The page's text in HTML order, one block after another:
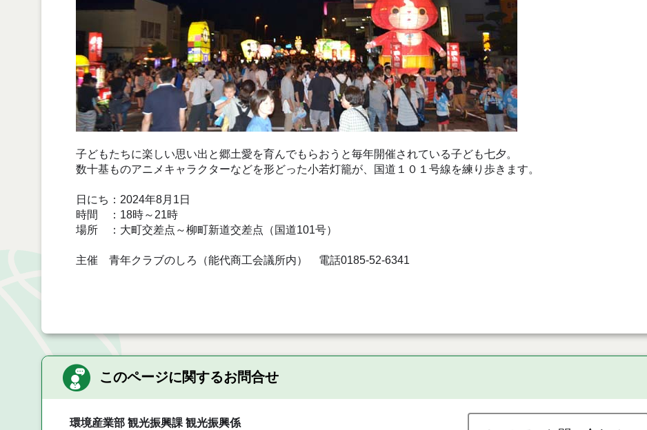
子どもたちに楽しい思い出と郷土愛を育んでもらおうと毎年開催されている子ども七夕。
数十基ものアニメキャラクターなどを形どった小若灯籠が、国道１０１号線を練り歩きます。
日にち：2024年8月1日
時間 ：18時～21時
場所 ：大町交差点～柳町新道交差点（国道101号）
主催 青年クラブのしろ（能代商工会議所内） 電話0185-52-6341
このページに関するお問合せ
環境産業部 観光振興課 観光振興係